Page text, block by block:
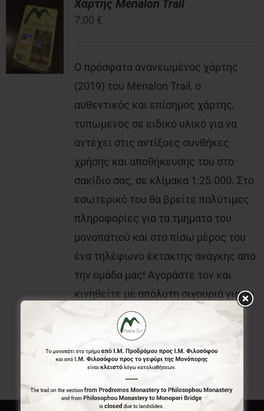
Νέα
Επικοινωνία
Χάρτης Menalon Trail
7,00 €
Ο πρόσφατα ανανεωμένος χάρτης
(2019) του Menalon Trail, ο
αυθεντικός και επίσημος χάρτης,
τυπωμένος σε ειδικό υλικό για να
αντέχει στις αντίξοες συνθήκες
χρήσης και αποθήκευσης του στο
σακίδιο σας, σε κλίμακα 1:25.000. Στο
εσωτερικό του θα βρείτε πολύτιμες
πληροφορίες για τα τμήματα του
μονοπατιού και στο πίσω μέρος του
ένα τηλέφωνο έκτακτης ανάγκης από
την ομάδα μας! Αγοράστε τον και
κινηθείτε με απόλυτη σιγουριά για το
που είστε και που θέλετε να πάτε.